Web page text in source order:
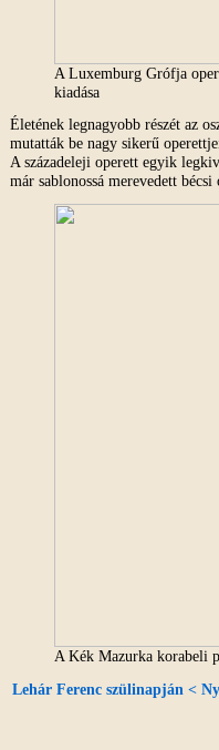
A Luxemburg Grófja
kiadása
Életének legnagyobb részét az
mutatták be nagy sikerű
A századeleji operett egyik
már sablonossá merevedett
A Kék Mazurka korabeli
Lehár Ferenc szülinapján <